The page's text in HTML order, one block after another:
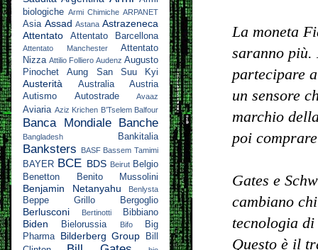
La moneta
saranno più.
partecipare
un sensore
marchio
poi
Gates e
cambiano
tecnologia
Questo è il
biologiche Armi Chimiche ARPANET
Asia Assad Astana Astrazeneca
Attentato
Attentato Barcellona
Attentato Manchester
Attentato
Nizza Attilio Folliero Audenz Augusto
Pinochet
Aung San Suu Kyi
Austerità Australia
Austria
Autismo
Autostrade Avaaz
Aviaria Aziz Krichen B’Tselem Balfour
Banca Mondiale Banche
Bangladesh Bankitalia
Banksters BASF Bassem Tamimi
BAYER BCE BDS Beirut Belgio
Benetton
Benito Mussolini
Benjamin Netanyahu Benlysta
Beppe Grillo Bergoglio
Berlusconi Bertinotti Bibbiano
Biden Bielorussia Bifo
Big
Pharma
Bilderberg Group
Bill